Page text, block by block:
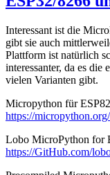
Interessant ist die
gibt sie auch
Plattform ist natürlich
interessanter, da es
vielen Varianten gibt.
Micropython für
https://
Lobo MicroPython for
https://GitHub.com/